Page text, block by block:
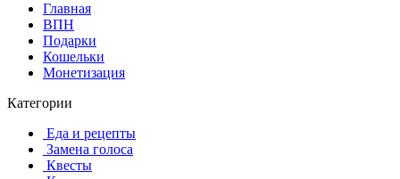
Главная
️ВПН
Подарки
Кошельки
Монетизация
Категории
️ ️Еда и рецепты
️ Замена голоса
️ Квесты